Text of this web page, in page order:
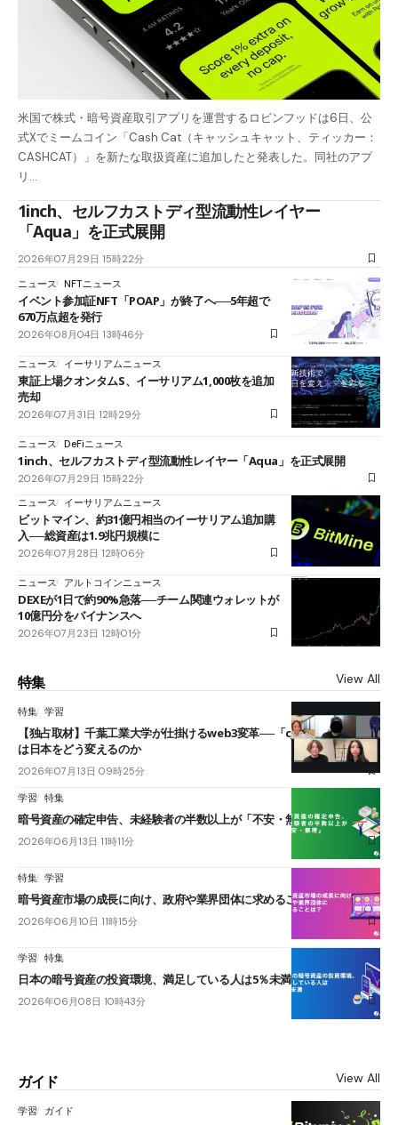
米国で株式・暗号資産取引アプリを運営するロビンフッドは6日、公
式Xでミームコイン「Cash Cat（キャッシュキャット、ティッカー：
CASHCAT）」を新たな取扱資産に追加したと発表した。同社のアプ
リ…
1inch、セルフカストディ型流動性レイヤー
「Aqua」を正式展開
2026年07月29日 15時22分
ニュース NFTニュース
イベント参加証NFT「POAP」が終了へ──5年超で
670万点超を発行
2026年08月04日 13時46分
ニュース イーサリアムニュース
東証上場クオンタムS、イーサリアム1,000枚を追加
売却
2026年07月31日 12時29分
ニュース DeFiニュース
1inch、セルフカストディ型流動性レイヤー「Aqua」を正式展開
2026年07月29日 15時22分
ニュース
イーサリアムニュース
ビットマイン、約31億円相当のイーサリアム追加購
入──総資産は1.9兆円規模に
2026年07月28日 12時06分
ニュース アルトコインニュース
DEXEが1日で約90%急落──チーム関連ウォレットが
10億円分をバイナンスへ
2026年07月23日 12時01分
特集 View All
特集 学習
【独占取材】千葉工業大学が仕掛けるweb3変革──「cJPY」とAIの融合
は日本をどう変えるのか
2026年07月13日 09時25分
学習 特集
暗号資産の確定申告、未経験者の半数以上が「不安・無理」
2026年06月13日 11時11分
特集 学習
暗号資産市場の成長に向け、政府や業界団体に求めることは？
2026年06月10日 11時15分
学習 特集
日本の暗号資産の投資環境、満足している人は5％未満
2026年06月08日 10時43分
ガイド View All
学習 ガイド